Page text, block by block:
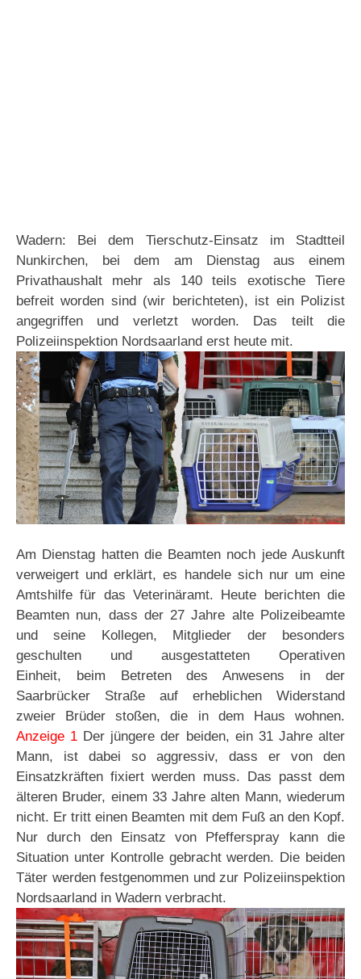
Wadern: Bei dem Tierschutz-Einsatz im Stadtteil
Nunkirchen, bei dem am Dienstag aus einem
Privathaushalt mehr als 140 teils exotische Tiere
befreit worden sind (wir berichteten), ist ein Polizist
angegriffen und verletzt worden. Das teilt die
Polizeiinspektion Nordsaarland erst heute mit.
Am Dienstag hatten die Beamten noch jede Auskunft
verweigert und erklärt, es handele sich nur um eine
Amtshilfe für das Veterinäramt. Heute berichten die
Beamten nun, dass der 27 Jahre alte Polizeibeamte
und seine Kollegen, Mitglieder der besonders
geschulten und ausgestatteten Operativen
Einheit, beim Betreten des Anwesens in der
Saarbrücker Straße auf erheblichen Widerstand
zweier Brüder stoßen, die in dem Haus wohnen.
Anzeige 1 Der jüngere der beiden, ein 31 Jahre alter
Mann, ist dabei so aggressiv, dass er von den
Einsatzkräften fixiert werden muss. Das passt dem
älteren Bruder, einem 33 Jahre alten Mann, wiederum
nicht. Er tritt einen Beamten mit dem Fuß an den Kopf.
Nur durch den Einsatz von Pfefferspray kann die
Situation unter Kontrolle gebracht werden. Die beiden
Täter werden festgenommen und zur Polizeiinspektion
Nordsaarland in Wadern verbracht.